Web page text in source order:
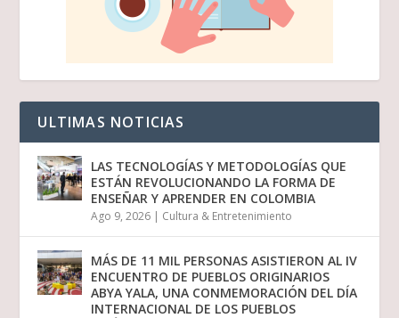
ULTIMAS NOTICIAS
LAS TECNOLOGÍAS Y METODOLOGÍAS QUE
ESTÁN REVOLUCIONANDO LA FORMA DE
ENSEÑAR Y APRENDER EN COLOMBIA
Ago 9, 2026 | Cultura & Entretenimiento
MÁS DE 11 MIL PERSONAS ASISTIERON AL IV
ENCUENTRO DE PUEBLOS ORIGINARIOS
ABYA YALA, UNA CONMEMORACIÓN DEL DÍA
INTERNACIONAL DE LOS PUEBLOS